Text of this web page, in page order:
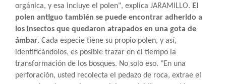
orgánica, y esa incluye el polen", explica JARAMILLO. El
polen antiguo también se puede encontrar adherido a
los insectos que quedaron atrapados en una gota de
ámbar. Cada especie tiene su propio polen, y así,
identificándolos, es posible trazar en el tiempo la
transformación de los bosques. No solo eso. "En una
perforación, usted recolecta el pedazo de roca, extrae el